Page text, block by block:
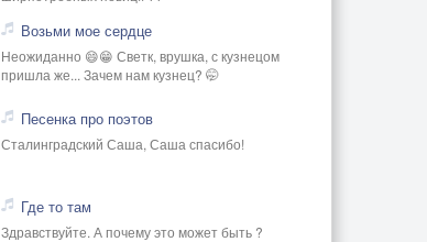
Возьми мое сердце
Неожиданно 😄😁 Светк, врушка, с кузнецом
пришла же... Зачем нам кузнец? 🤭
Песенка про поэтов
Сталинградский Саша, Саша спасибо!
Где то там
Здравствуйте. А почему это может быть ?